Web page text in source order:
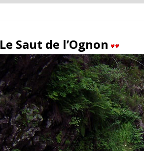
Le Saut de l’Ognon